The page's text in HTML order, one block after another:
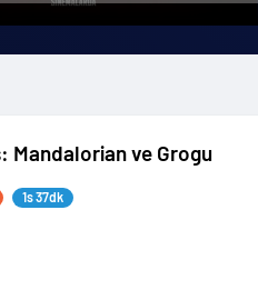
Mandalorian ve Grogu
1s 37dk